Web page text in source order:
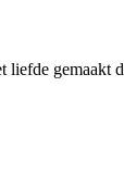
liefde gemaakt